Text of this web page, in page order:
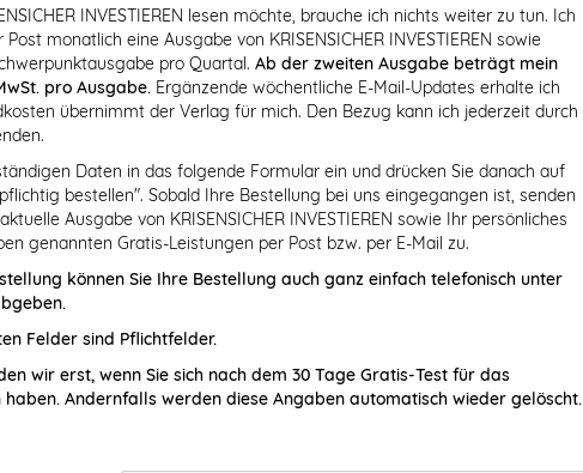
INVESTIEREN lesen möchte, brauche ich nichts weiter zu tun. Ich
monatlich eine Ausgabe von KRISENSICHER INVESTIEREN sowie
pro Quartal. Ab der zweiten Ausgabe beträgt mein
pro Ausgabe. Ergänzende wöchentliche E-Mail-Updates erhalte ich
übernimmt der Verlag für mich. Den Bezug kann ich jederzeit durch
Daten in das folgende Formular ein und drücken Sie danach auf
bestellen". Sobald Ihre Bestellung bei uns eingegangen ist, senden
Ausgabe von KRISENSICHER INVESTIEREN sowie Ihr persönliches
genannten Gratis-Leistungen per Post bzw. per E-Mail zu.
können Sie Ihre Bestellung auch ganz einfach telefonisch unter
Felder sind Pflichtfelder.
wir erst, wenn Sie sich nach dem 30 Tage Gratis-Test für das
haben. Andernfalls werden diese Angaben automatisch wieder gelöscht.